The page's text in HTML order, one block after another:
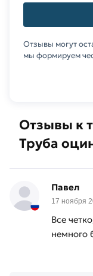
Отзывы к
Труба
Павел
17 ноября
Все
немного
Отзывы могут
мы формируем